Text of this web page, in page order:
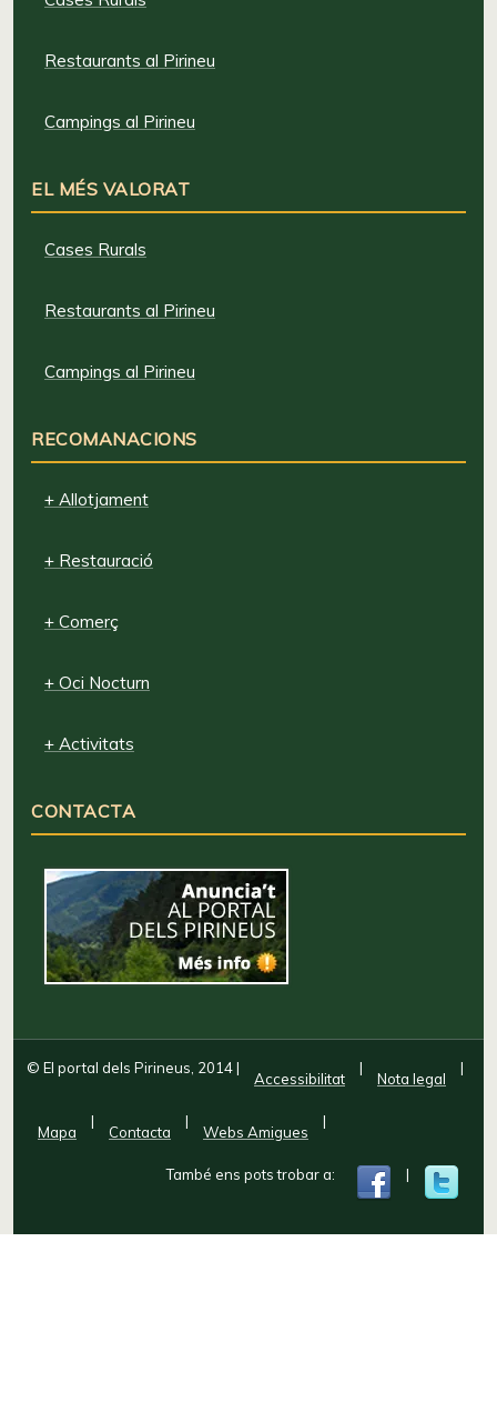
Restaurants al Pirineu
Campings al Pirineu
EL MÉS VALORAT
Cases Rurals
Restaurants al Pirineu
Campings al Pirineu
RECOMANACIONS
+ Allotjament
+ Restauració
+ Comerç
+ Oci Nocturn
+ Activitats
CONTACTA
© El portal dels Pirineus, 2014|
Accessibilitat
|
Nota legal
|
Mapa
|
Contacta
|
Webs Amigues
|
També ens pots trobar a: |